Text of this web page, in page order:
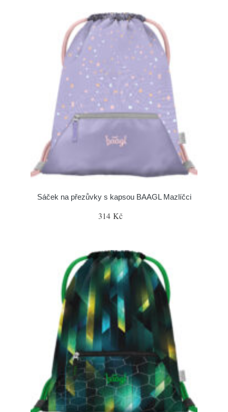
Sáček na přezůvky s kapsou BAAGL Mazlíčci
314 Kč